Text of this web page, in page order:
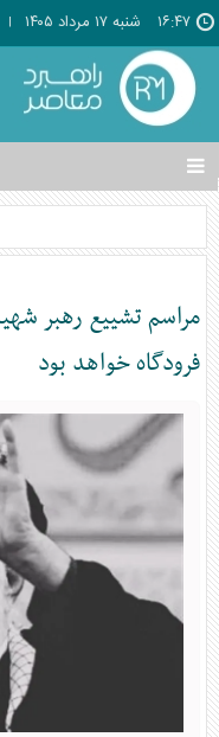
۱۶:۴۷ شنبه ۱۷ مرداد ۱۴۰۵
تغییر
وضعیت
منوی
ها
مراسم تشییع رهبر
فرودگاه خواهد بود